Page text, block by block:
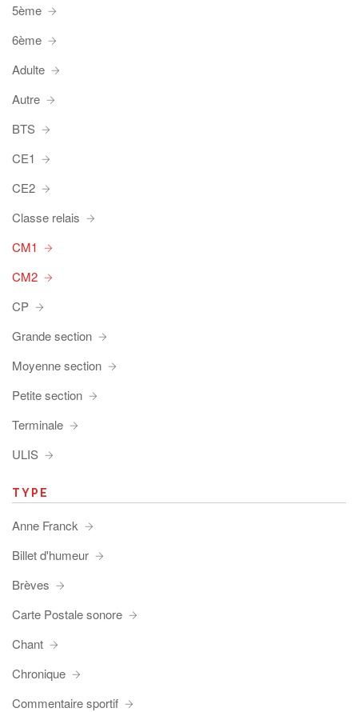
5ème
6ème
Adulte
Autre
BTS
CE1
CE2
Classe relais
CM1
CM2
CP
Grande section
Moyenne section
Petite section
Terminale
ULIS
TYPE
Anne Franck
Billet d'humeur
Brèves
Carte Postale sonore
Chant
Chronique
Commentaire sportif